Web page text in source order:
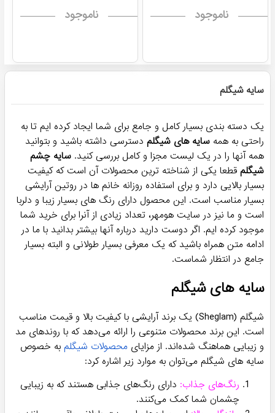
ناموجود ناموجود
سایه شیگلم
یک دسته بندی بسیار کامل و جامع برای شما ایجاد کرده ایم تا به
راحتی به همه سایه های شیگلم دسترسی داشته باشید و بتوانید
همه آنها را در یک لیست مجزا و کامل بررسی کنید. سایه چشم
شیگلم قطعا یکی از شناخته ترین محصولات آن است که کیفیت
بسیار بالایی دارد و برای استفاده روزانه خانم ها در روتین آرایشی
بسیار مناسب است. این محصول دارای رنگ های بسیار زیبا و دلربا
است و ما نیز در سایت هومهر، تعداد زیادی از آنرا برای خرید شما
موجود کرده ایم. اگر دوست دارید درباره آنها بیشتر بدانید با ما در
ادامه متن همراه باشید که یک معرفی بسیار طولانی و البته بسیار
جامع در انتظار شماست.
سایه های شیگلم
شیگلم (Sheglam) یک برند آرایشی با کیفیت بالا و قیمت مناسب
است. این برند محصولات متنوعی را ارائه می‌دهد که با روندهای مد
و زیبایی هماهنگ شده‌اند. از مزایای محصولات شیگلم به خصوص
سایه های شیگلم می‌توان به موارد زیر اشاره کرد:
رنگ‌های جذاب: دارای رنگ‌های جذابی هستند که به زیبایی
چشمان شما کمک می‌کنند.